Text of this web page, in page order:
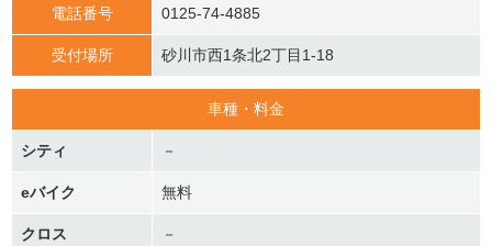
電話番号 0125-74-4885
受付場所 砂川市西1条北2丁目1-18
車種・料金
シティ －
eバイク 無料
クロス －